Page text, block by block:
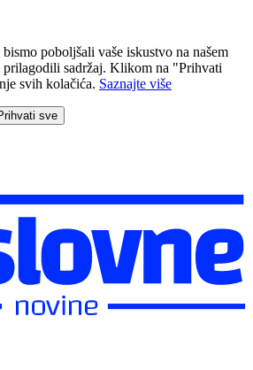
poboljšali vaše iskustvo na našem
prilagodili sadržaj. Klikom na "Prihvati
svih kolačića. Saznajte više
sve